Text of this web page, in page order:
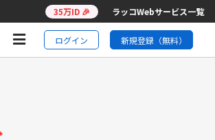
35万ID 🎉 ラッコWebサービス一覧
ログイン 新規登録（無料）